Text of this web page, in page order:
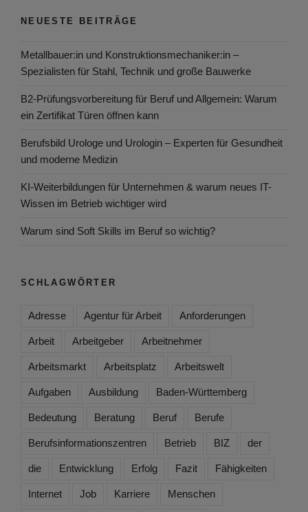
NEUESTE BEITRÄGE
Metallbauer:in und Konstruktionsmechaniker:in –
Spezialisten für Stahl, Technik und große Bauwerke
B2-Prüfungsvorbereitung für Beruf und Allgemein: Warum
ein Zertifikat Türen öffnen kann
Berufsbild Urologe und Urologin – Experten für Gesundheit
und moderne Medizin
KI-Weiterbildungen für Unternehmen & warum neues IT-
Wissen im Betrieb wichtiger wird
Warum sind Soft Skills im Beruf so wichtig?
SCHLAGWÖRTER
Adresse Agentur für Arbeit Anforderungen
Arbeit Arbeitgeber Arbeitnehmer
Arbeitsmarkt Arbeitsplatz Arbeitswelt
Aufgaben Ausbildung Baden-Württemberg
Bedeutung Beratung Beruf Berufe
Berufsinformationszentren Betrieb BIZ der
die Entwicklung Erfolg Fazit Fähigkeiten
Internet Job Karriere Menschen